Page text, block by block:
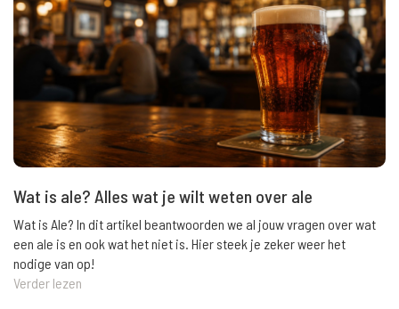
Wat is ale? Alles wat je wilt weten over ale
Wat is Ale? In dit artikel beantwoorden we al jouw vragen over wat
een ale is en ook wat het niet is. Hier steek je zeker weer het
nodige van op!
Verder lezen